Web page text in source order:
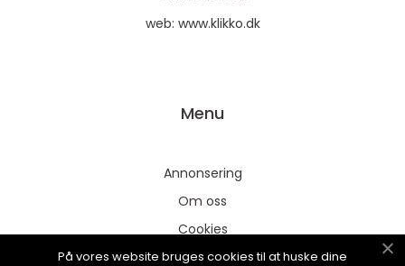
web: www.klikko.dk
Menu
Annonsering
Om oss
Cookies
Kontakta oss
På vores website bruges cookies til at huske dine